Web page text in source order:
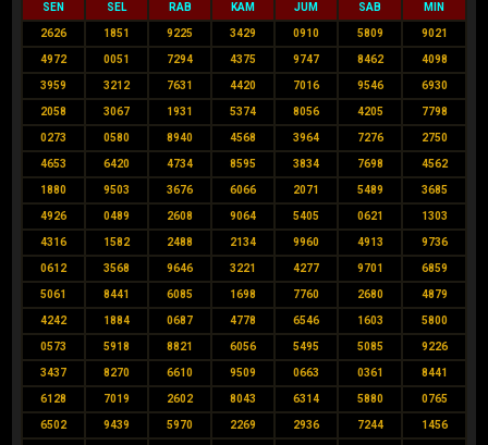
SEN SEL RAB KAM JUM SAB MIN
2626 1851 9225 3429 0910 5809 9021
4972 0051 7294 4375 9747 8462 4098
3959 3212 7631 4420 7016 9546 6930
2058 3067 1931 5374 8056 4205 7798
0273 0580 8940 4568 3964 7276 2750
4653 6420 4734 8595 3834 7698 4562
1880 9503 3676 6066 2071 5489 3685
4926 0489 2608 9064 5405 0621 1303
4316 1582 2488 2134 9960 4913 9736
0612 3568 9646 3221 4277 9701 6859
5061 8441 6085 1698 7760 2680 4879
4242 1884 0687 4778 6546 1603 5800
0573 5918 8821 6056 5495 5085 9226
3437 8270 6610 9509 0663 0361 8441
6128 7019 2602 8043 6314 5880 0765
6502 9439 5970 2269 2936 7244 1456